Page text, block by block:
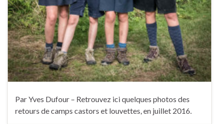
Par Yves Dufour – Retrouvez ici quelques photos des
retours de camps castors et louvettes, en juillet 2016.